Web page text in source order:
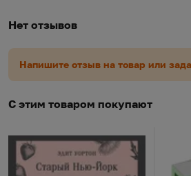
Нет отзывов
Напишите отзыв на товар или
С этим товаром покупают